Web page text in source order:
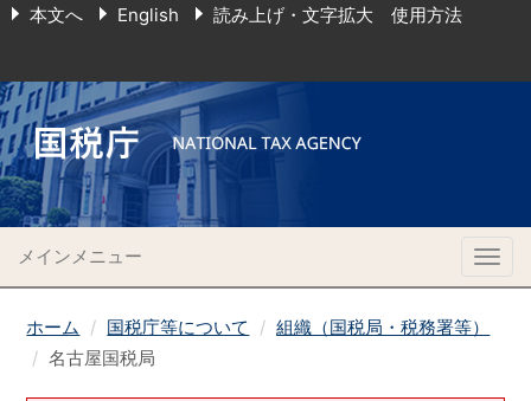
本文へ English 読み上げ・文字拡大 使用方法
メインメニュー
ホーム 国税庁等について
組織（国税局・税務署等）
名古屋国税局